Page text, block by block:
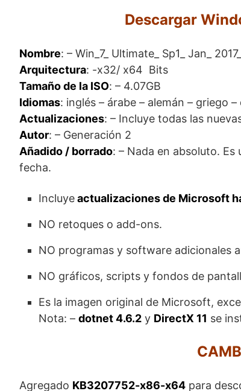
Descargar
Nombre: – Win_7_ Ultimate_ Sp1_ Jan_
Arquitectura: -x32/ x64 Bits
Tamaño de la ISO: – 4.07GB
Idiomas: inglés – árabe – alemán – griego
Actualizaciones: – Incluye todas las
Autor: – Generación 2
Añadido / borrado: – Nada en absoluto.
fecha.
Incluyeactualizaciones de Microsoft
NO retoques o add-ons.
NO programas y software adicionales
NO gráficos, scripts y fondos de
Es la imagen original de Microsoft,
Nota: – dotnet 4.6.2 y DirectX 11 se
Agregado KB3207752-x86-x64 para